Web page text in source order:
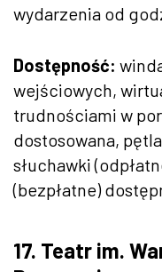
wydarzenia od
Dostępność:
wejściowych,
trudnościami w
dostosowana,
słuchawki
(bezpłatne)
17. Teatr im.